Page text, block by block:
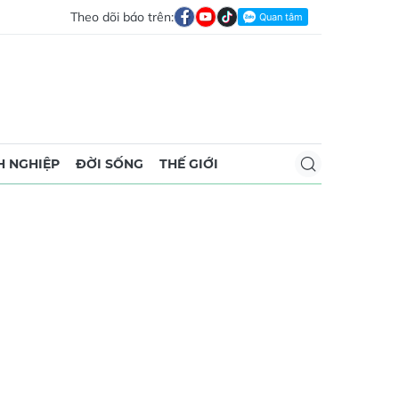
Theo dõi báo trên:
NGHIỆP ĐỜI SỐNG THẾ GIỚI